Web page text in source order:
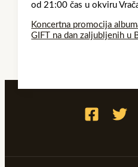
od 21:00 čas u okviru
Koncertna promocija
GIFT na dan zaljubljenih u